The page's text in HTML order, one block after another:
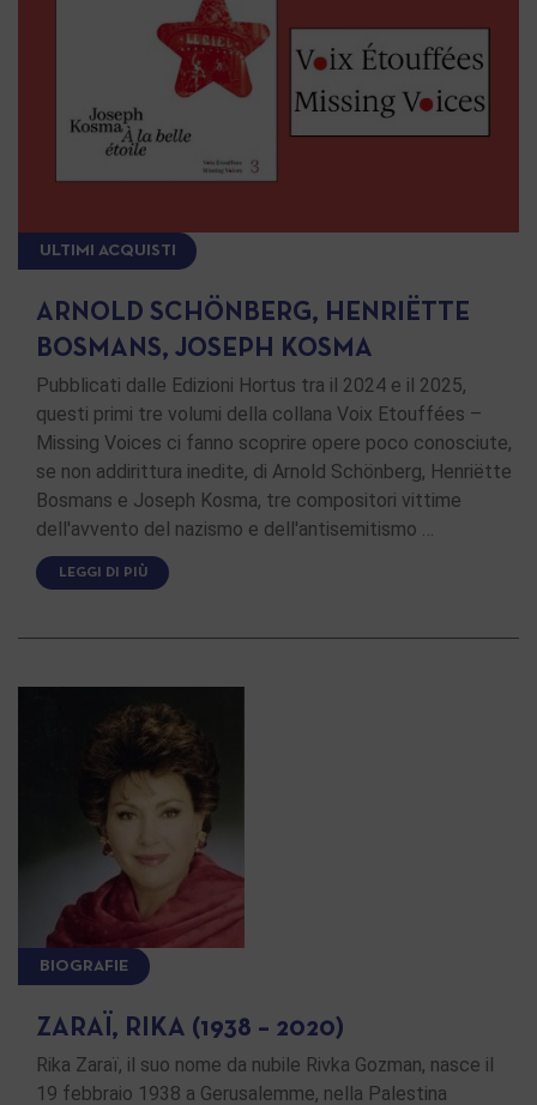
ULTIMI ACQUISTI
ARNOLD SCHÖNBERG, HENRIËTTE
BOSMANS, JOSEPH KOSMA
Pubblicati dalle Edizioni Hortus tra il 2024 e il 2025,
questi primi tre volumi della collana Voix Etouffées –
Missing Voices ci fanno scoprire opere poco conosciute,
se non addirittura inedite, di Arnold Schönberg, Henriëtte
Bosmans e Joseph Kosma, tre compositori vittime
dell'avvento del nazismo e dell'antisemitismo …
LEGGI DI PIÙ
BIOGRAFIE
ZARAÏ, RIKA (1938 – 2020)
Rika Zaraï, il suo nome da nubile Rivka Gozman, nasce il
19 febbraio 1938 a Gerusalemme, nella Palestina